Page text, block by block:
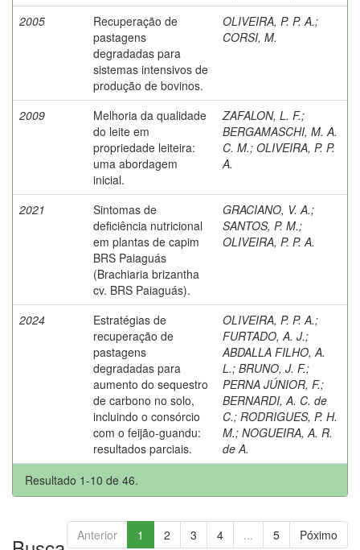
2005
Recuperação de
pastagens
degradadas para
sistemas intensivos de
produção de bovinos.
OLIVEIRA, P. P. A.;
CORSI, M.
2009
Melhoria da qualidade
do leite em
propriedade leiteira:
uma abordagem
inicial.
ZAFALON, L. F.;
BERGAMASCHI, M. A.
C. M.; OLIVEIRA, P. P.
A.
2021
Sintomas de
deficiência nutricional
em plantas de capim
BRS Paiaguás
(Brachiaria brizantha
cv. BRS Paiaguás).
GRACIANO, V. A.;
SANTOS, P. M.;
OLIVEIRA, P. P. A.
2024
Estratégias de
recuperação de
pastagens
degradadas para
aumento do sequestro
de carbono no solo,
incluindo o consórcio
com o feijão-guandu:
resultados parciais.
OLIVEIRA, P. P. A.;
FURTADO, A. J.;
ABDALLA FILHO, A.
L.; BRUNO, J. F.;
PERNA JÚNIOR, F.;
BERNARDI, A. C. de
C.; RODRIGUES, P. H.
M.; NOGUEIRA, A. R.
de A.
Resultado 1-10 de 46.
Anterior 1 2 3 4 ... 5 Póximo